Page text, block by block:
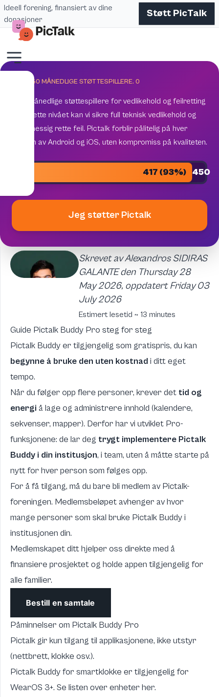
Ideell forening, finansiert av dine
donasjoner
Støtt PicTalk
MÅL 450 MÅNEDLIGE STØTTESPILLERE. 0
450 månedlige støttespillere for vedlikehold og feilretting
Med dette nivået kan vi sikre full teknisk vedlikehold og
regelmessig rette feil. Pictalk forblir pålitelig på hver
versjon av Android og iOS, uten kompromiss på kvaliteten.
417 (93%) 450
Jeg støtter Pictalk
Skrevet av Alexandros SIDIRAS
GALANTE den Thursday 28
May 2026, oppdatert Friday 03
July 2026
Estimert lesetid ~ 13 minutes
Guide Pictalk Buddy Pro steg for steg
Pictalk Buddy er tilgjengelig som gratispris, du kan
begynne å bruke den uten kostnad i ditt eget
tempo.
Når du følger opp flere personer, krever det tid og
energi å lage og administrere innhold (kalendere,
sekvenser, mapper). Derfor har vi utviklet Pro-
funksjonene: de lar deg trygt implementere Pictalk
Buddy i din institusjon, i team, uten å måtte starte på
nytt for hver person som følges opp.
For å få tilgang, må du bare bli medlem av Pictalk-
foreningen. Medlemsbeløpet avhenger av hvor
mange personer som skal bruke Pictalk Buddy i
institusjonen din.
Medlemskapet ditt hjelper oss direkte med å
finansiere prosjektet og holde appen tilgjengelig for
alle familier.
Bestill en samtale
Påminnelser om Pictalk Buddy Pro
Pictalk gir kun tilgang til applikasjonene, ikke utstyr
(nettbrett, klokke osv.).
Pictalk Buddy for smartklokke er tilgjengelig for
WearOS 3+. Se listen over enheter her.